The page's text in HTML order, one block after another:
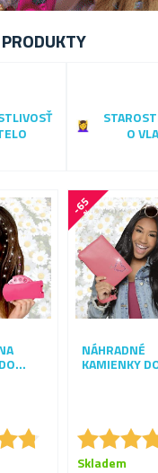
O
★
★
-
6
5
%
NÁHRADNÉ
KAMIENKY
★★★
★★★
Skladem